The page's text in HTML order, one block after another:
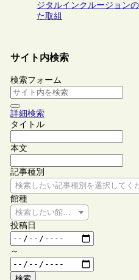
ジタルインクルージョン
た取組
サイト内検索
検索フォーム
詳細検索
タイトル
本文
記事種別
検索したい記事種別を選択してく
館種
検索したい館種を選択してください
投稿日
～